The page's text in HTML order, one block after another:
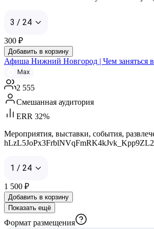
3 / 24
300 ₽
Добавить в корзину
Афиша Нижний Новгород | Чем заняться
Max
2 555
Смешанная аудитория
ERR 32%
Мероприятия, выставки, события,
1 / 24
1 500 ₽
Добавить в корзину
Показать ещё
Формат размещения